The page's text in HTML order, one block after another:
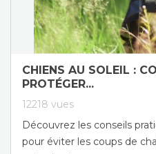
CHIENS AU SOLEIL :
PROTÉGER...
12218 vues
Découvrez les conseils
pour éviter les coups de